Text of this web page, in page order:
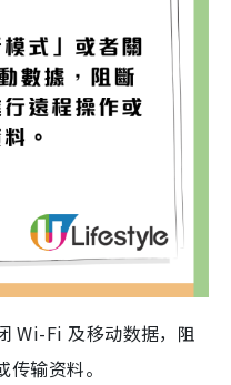
Wi-Fi 及移动数据，阻
输资料。